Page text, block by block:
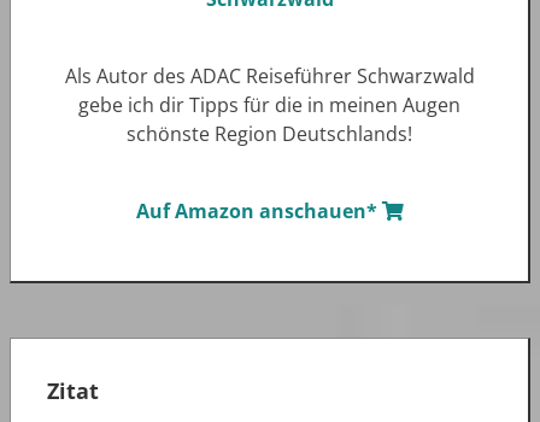
Als Autor des ADAC Reiseführer Schwarzwald
gebe ich dir Tipps für die in meinen Augen
schönste Region Deutschlands!
Auf Amazon anschauen*
Zitat